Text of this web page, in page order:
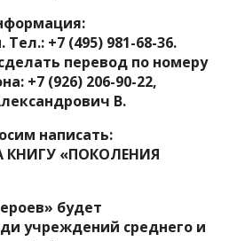
+7 (495) 981-68-36.
перевод по номеру
+7 (926) 206-90-22,
В.
написать:
КНИГУ «ПОКОЛЕНИЯ
будет
учреждений среднего и